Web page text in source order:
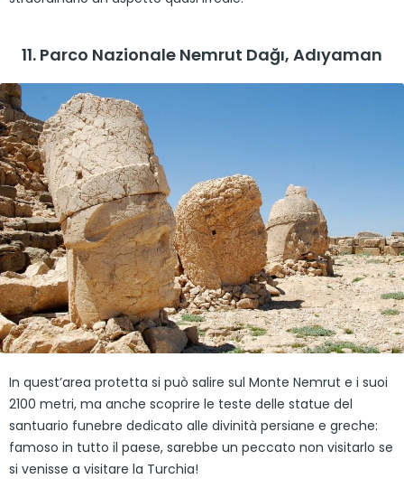
11. Parco Nazionale Nemrut Dağı, Adıyaman
In quest’area protetta si può salire sul Monte Nemrut e i suoi
2100 metri, ma anche scoprire le teste delle statue del
santuario funebre dedicato alle divinità persiane e greche:
famoso in tutto il paese, sarebbe un peccato non visitarlo se
si venisse a visitare la Turchia!